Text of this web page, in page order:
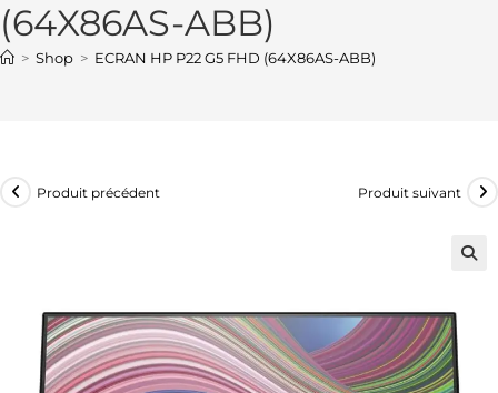
(64X86AS-ABB)
> Shop > ECRAN HP P22 G5 FHD (64X86AS-ABB)
Produit précédent Produit suivant